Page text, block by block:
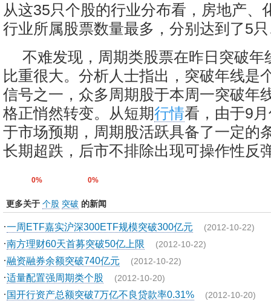
从这35只个股的行业分布看，房地产、
行业所属股票数量最多，分别达到了5
不难发现，周期类股票在昨日突破年
比重很大。分析人士指出，突破年线是
信号之一，众多周期股于本周一突破年
格正悄然转变。从短期行情看，由于9
于市场预期，周期股活跃具备了一定的
长期超跌，后市不排除出现可操作性反
0% 0%
更多关于 个股 突破 的新闻
·一周ETF嘉实沪深300ETF规模突破300亿元 (2012-10-22)
·南方理财60天首募突破50亿上限 (2012-10-22)
·融资融券余额突破740亿元 (2012-10-22)
·适量配置强周期类个股 (2012-10-20)
·国开行资产总额突破7万亿不良贷款率0.31% (2012-10-20)